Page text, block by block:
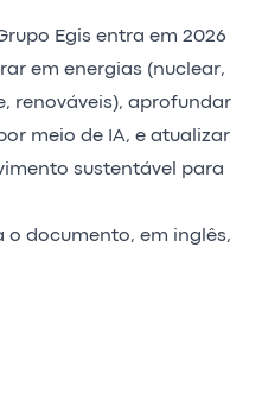
Egis entra em 2026
em energias (nuclear,
renováveis), aprofundar
meio de IA, e atualizar
sustentável para
o documento, em inglês,